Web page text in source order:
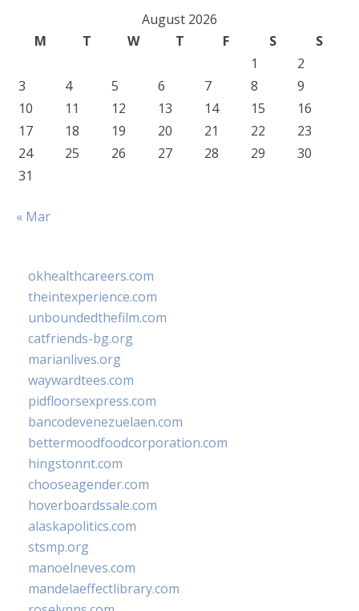
August 2026
M
T W T F S
S
1
2
3
4 5 6 7 8
9
10
11 12 13 14 15
16
17
18 19 20 21 22
23
24
25 26 27 28 29
30
31
« Mar
okhealthcareers.com
theintexperience.com
unboundedthefilm.com
catfriends-bg.org
marianlives.org
waywardtees.com
pidfloorsexpress.com
bancodevenezuelaen.com
bettermoodfoodcorporation.com
hingstonnt.com
chooseagender.com
hoverboardssale.com
alaskapolitics.com
stsmp.org
manoelneves.com
mandelaeffectlibrary.com